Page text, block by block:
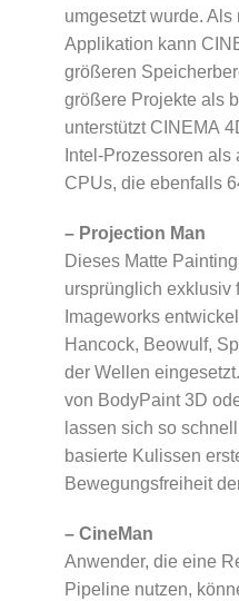
umgesetzt wurde. Als
Applikation kann
größeren
größere Projekte als
unterstützt CINEMA
Intel-Prozessoren
CPUs, die ebenfalls
– Projection Man
Dieses Matte
ursprünglich exklusiv
Imageworks
Hancock, Beowulf,
der Wellen
von BodyPaint 3D
lassen sich so
basierte Kulissen
Bewegungsfreiheit
– CineMan
Anwender, die eine
Pipeline nutzen,